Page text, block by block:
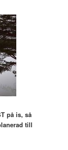
på is, så
till